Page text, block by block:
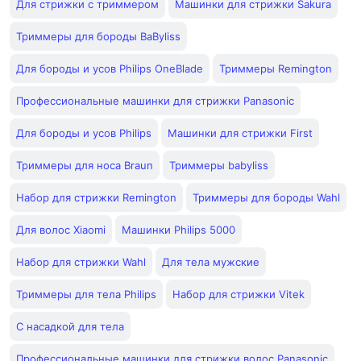
Для стрижки с триммером Машинки для стрижки Sakura
Триммеры для бороды BaByliss
Для бороды и усов Philips OneBlade Триммеры Remington
Профессиональные машинки для стрижки Panasonic
Для бороды и усов Philips Машинки для стрижки First
Триммеры для носа Braun Триммеры babyliss
Набор для стрижки Remington Триммеры для бороды Wahl
Для волос Xiaomi Машинки Philips 5000
Набор для стрижки Wahl Для тела мужские
Триммеры для тела Philips Набор для стрижки Vitek
С насадкой для тела